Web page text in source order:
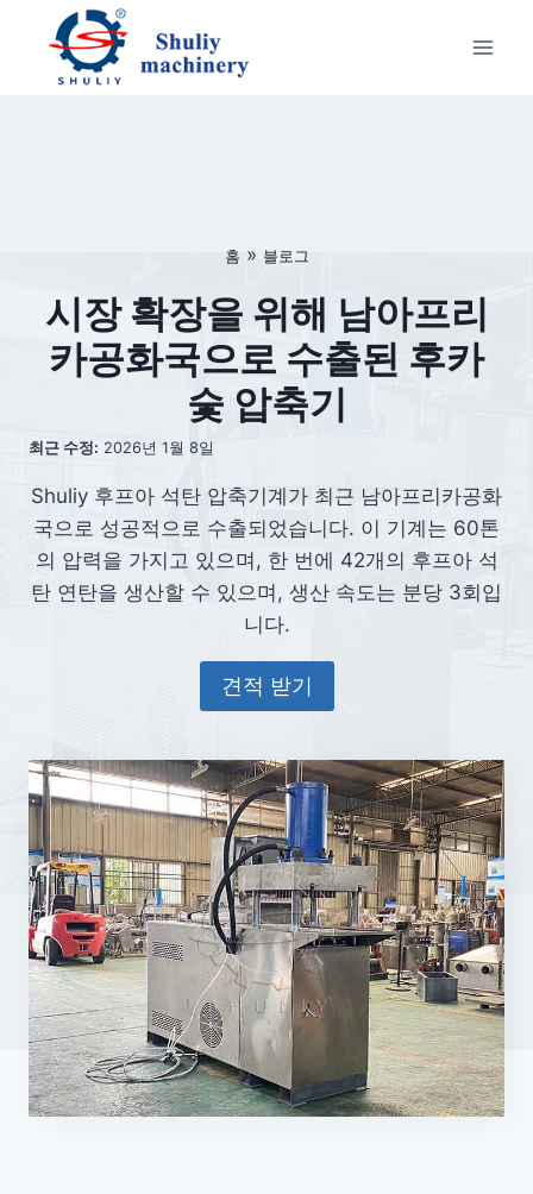
content
홈 » 블로그
시장 확장을 위해 남아프리
카공화국으로 수출된 후카
숯 압축기
최근 수정: 2026년 1월 8일
Shuliy 후프아 석탄 압축기계가 최근 남아프리카공화
국으로 성공적으로 수출되었습니다. 이 기계는 60톤
의 압력을 가지고 있으며, 한 번에 42개의 후프아 석
탄 연탄을 생산할 수 있으며, 생산 속도는 분당 3회입
니다.
견적 받기